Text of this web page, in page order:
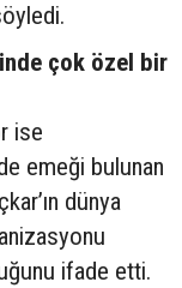
çok özel bir
ise
emeği bulunan
dünya
ifade etti.